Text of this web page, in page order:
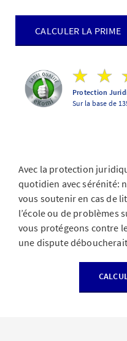
CALCULER LA PRIME
Protection
Sur la base de
Avec la protection
quotidien avec sérénité:
vous soutenir en cas de
l’école ou de problèmes
vous protégeons contre
une dispute